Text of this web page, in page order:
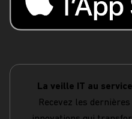
La veille IT au
Recevez les